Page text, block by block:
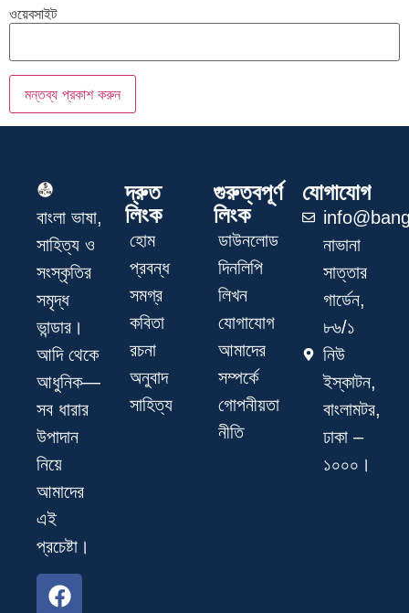
ওয়েবসাইট
বাংলা ভাষা,
সাহিত্য ও
সংস্কৃতির
সমৃদ্ধ
ভান্ডার।
আদি থেকে
আধুনিক—
সব ধারার
উপাদান
নিয়ে
আমাদের
এই
প্রচেষ্টা।
দ্রুত
লিংক
হোম
প্রবন্ধ
সমগ্র
কবিতা
রচনা
অনুবাদ
সাহিত্য
গুরুত্বপূর্ণ
লিংক
ডাউনলোড
দিনলিপি
লিখন
যোগাযোগ
আমাদের
সম্পর্কে
গোপনীয়তা
নীতি
যোগাযোগ
নাভানা
সাত্তার
গার্ডেন,
৮৬/১
নিউ
ইস্কাটন,
বাংলামটর,
ঢাকা –
১০০০।